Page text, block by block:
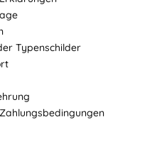
Typenschilder